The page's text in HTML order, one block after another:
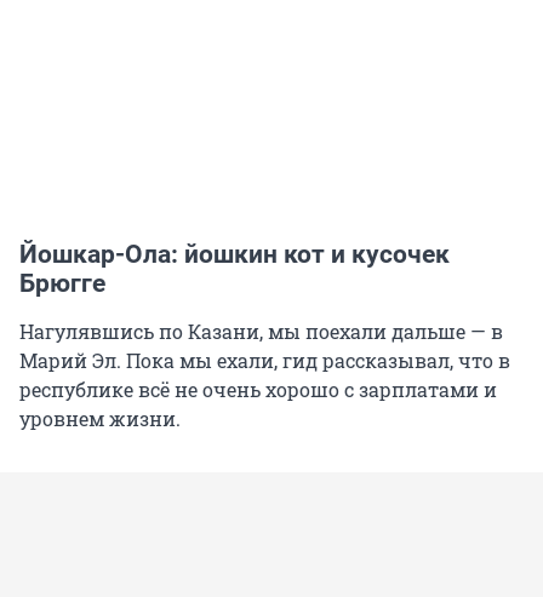
Йошкар-Ола: йошкин кот и кусочек
Брюгге
Нагулявшись по Казани, мы поехали дальше — в
Марий Эл. Пока мы ехали, гид рассказывал, что в
республике всё не очень хорошо с зарплатами и
уровнем жизни.